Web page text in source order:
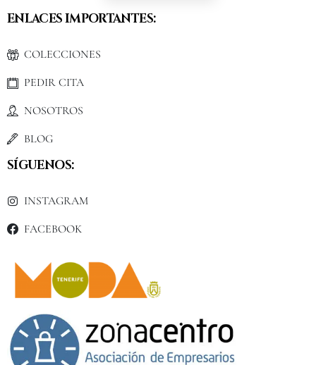
ENLACESIMPORTANTES:
COLECCIONES
PEDIR CITA
NOSOTROS
BLOG
SÍGUENOS:
INSTAGRAM
FACEBOOK